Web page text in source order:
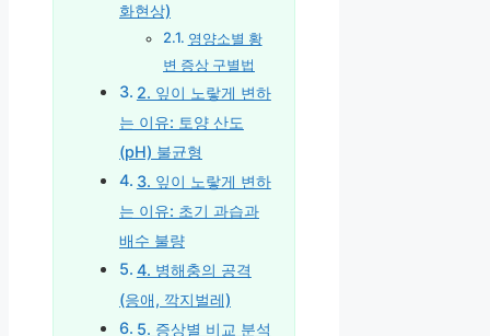
화현상)
영양소별 황
변 증상 구별법
2. 잎이 노랗게 변하
는 이유: 토양 산도
(pH) 불균형
3. 잎이 노랗게 변하
는 이유: 초기 과습과
배수 불량
4. 병해충의 공격
(응애, 깍지벌레)
5. 증상별 비교 분석